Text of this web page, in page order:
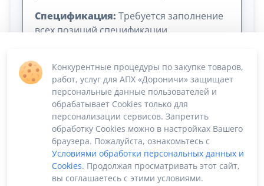
Спецификация: Требуется заполнение
всех позиций спецификации
Сумма лота: 24 000,00 ₽
Конкурентные процедуры по закупке товаров,
работ, услуг для АПХ «Дороничи» защищает
персональные данные пользователей и
обрабатывает Cookies только для
персонализации сервисов. Запретить
обработку Cookies можно в настройках Вашего
браузера. Пожалуйста, ознакомьтесь с
Условиями обработки персональных данных и
Cookies. Продолжая просматривать этот сайт,
вы соглашаетесь с этими условиями.